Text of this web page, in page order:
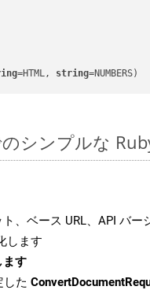
=HTML, string=NUMBERS)
のシンプルな
、ベース URL、API バー
します
ます
した